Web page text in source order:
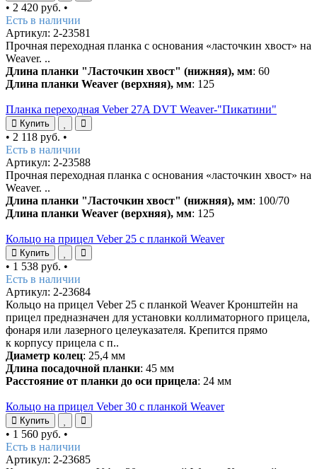
• 2 420 руб. •
Есть в наличии
Артикул: 2-23581
Прочная переходная планка с основания «ласточкин хвост» на
Weaver. ..
Длина планки "Ласточкин хвост" (нижняя), мм: 60
Длина планки Weaver (верхняя), мм: 125
Планка переходная Veber 27A DVT Weaver-"Пикатини"
Купить
• 2 118 руб. •
Есть в наличии
Артикул: 2-23588
Прочная переходная планка с основания «ласточкин хвост» на
Weaver. ..
Длина планки "Ласточкин хвост" (нижняя), мм: 100/70
Длина планки Weaver (верхняя), мм: 125
Кольцо на прицел Veber 25 с планкой Weaver
Купить
• 1 538 руб. •
Есть в наличии
Артикул: 2-23684
Кольцо на прицел Veber 25 с планкой Weaver Кронштейн на
прицел предназначен для установки коллиматорного прицела,
фонаря или лазерного целеуказателя. Крепится прямо
к корпусу прицела с п..
Диаметр колец: 25,4 мм
Длина посадочной планки: 45 мм
Расстояние от планки до оси прицела: 24 мм
Кольцо на прицел Veber 30 с планкой Weaver
Купить
• 1 560 руб. •
Есть в наличии
Артикул: 2-23685